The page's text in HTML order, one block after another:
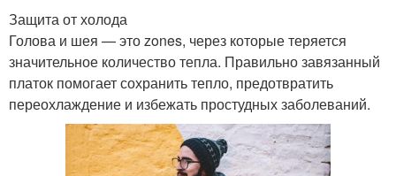
Защита от холода
Голова и шея — это zones, через которые теряется
значительное количество тепла. Правильно завязанный
платок помогает сохранить тепло, предотвратить
переохлаждение и избежать простудных заболеваний.